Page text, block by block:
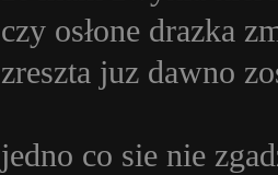
czy osłone drazka
zreszta juz dawno
jedno co sie nie